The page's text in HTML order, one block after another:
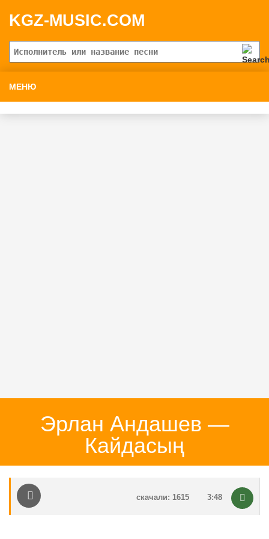
KGZ-MUSIC.COM
МЕНЮ
Эрлан Андашев —
Кайдасың
3:48
скачали: 1615